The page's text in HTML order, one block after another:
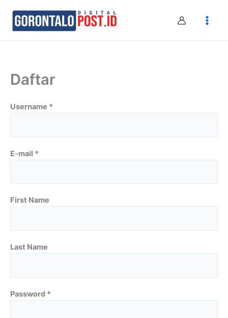
content
Daftar
Username *
E-mail *
First Name
Last Name
Password *